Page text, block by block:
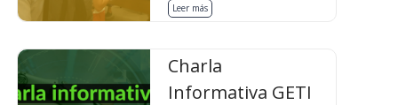
Leer más
Charla
Informativa GETI